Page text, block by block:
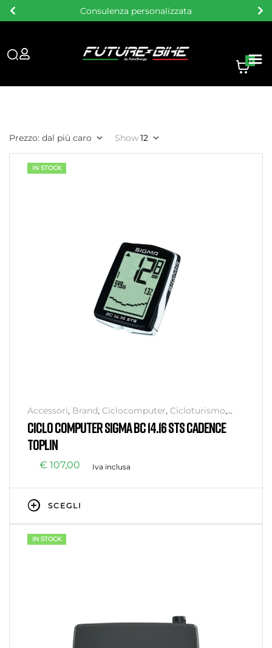
Consulenza personalizzata
0
Prezzo: dal più caro Show12
IN STOCK
Accessori, Brand, Ciclocomputer, Cicloturismo,
SIGMA
CICLO COMPUTER SIGMA BC 14.16 STS CADENCE
TOPLIN
€ 107,00 Iva inclusa
SCEGLI
IN STOCK